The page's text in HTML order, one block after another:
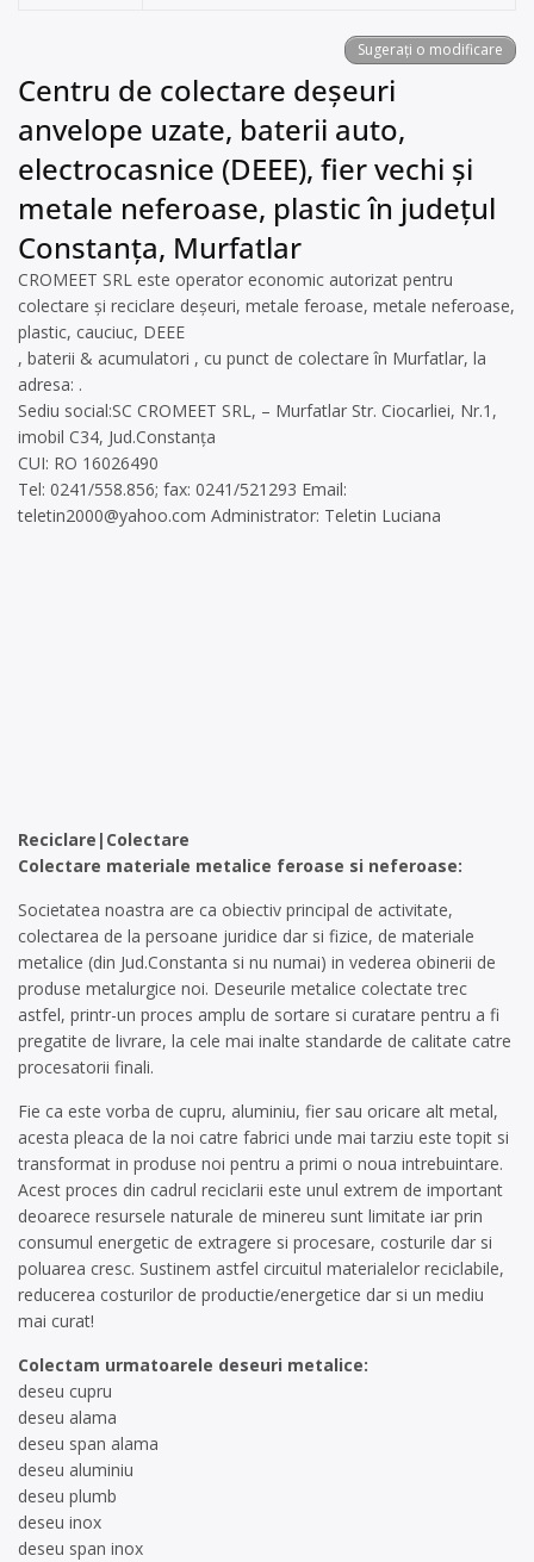
Sugerați o modificare
Centru de colectare deșeuri
anvelope uzate, baterii auto,
electrocasnice (DEEE), fier vechi și
metale neferoase, plastic în județul
Constanța, Murfatlar
CROMEET SRL este operator economic autorizat pentru
colectare și reciclare deșeuri, metale feroase, metale neferoase,
plastic, cauciuc, DEEE
, baterii & acumulatori , cu punct de colectare în Murfatlar, la
adresa: .
Sediu social:SC CROMEET SRL, – Murfatlar Str. Ciocarliei, Nr.1,
imobil C34, Jud.Constanța
CUI: RO 16026490
Tel: 0241/558.856; fax: 0241/521293 Email:
teletin2000@yahoo.com Administrator: Teletin Luciana
Reciclare|Colectare
Colectare materiale metalice feroase si neferoase:
Societatea noastra are ca obiectiv principal de activitate,
colectarea de la persoane juridice dar si fizice, de materiale
metalice (din Jud.Constanta si nu numai) in vederea obinerii de
produse metalurgice noi. Deseurile metalice colectate trec
astfel, printr-un proces amplu de sortare si curatare pentru a fi
pregatite de livrare, la cele mai inalte standarde de calitate catre
procesatorii finali.
Fie ca este vorba de cupru, aluminiu, fier sau oricare alt metal,
acesta pleaca de la noi catre fabrici unde mai tarziu este topit si
transformat in produse noi pentru a primi o noua intrebuintare.
Acest proces din cadrul reciclarii este unul extrem de important
deoarece resursele naturale de minereu sunt limitate iar prin
consumul energetic de extragere si procesare, costurile dar si
poluarea cresc. Sustinem astfel circuitul materialelor reciclabile,
reducerea costurilor de productie/energetice dar si un mediu
mai curat!
Colectam urmatoarele deseuri metalice:
deseu cupru
deseu alama
deseu span alama
deseu aluminiu
deseu plumb
deseu inox
deseu span inox